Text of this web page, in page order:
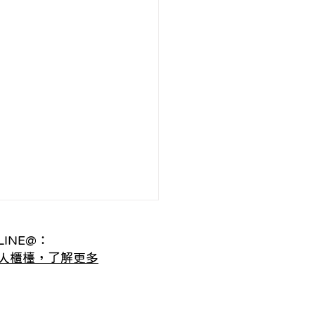
：
櫃檯，了解更多